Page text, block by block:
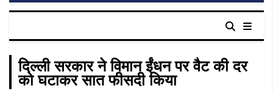
दिल्ली सरकार ने विमान ईंधन पर वैट की दर
को घटाकर सात फीसदी किया